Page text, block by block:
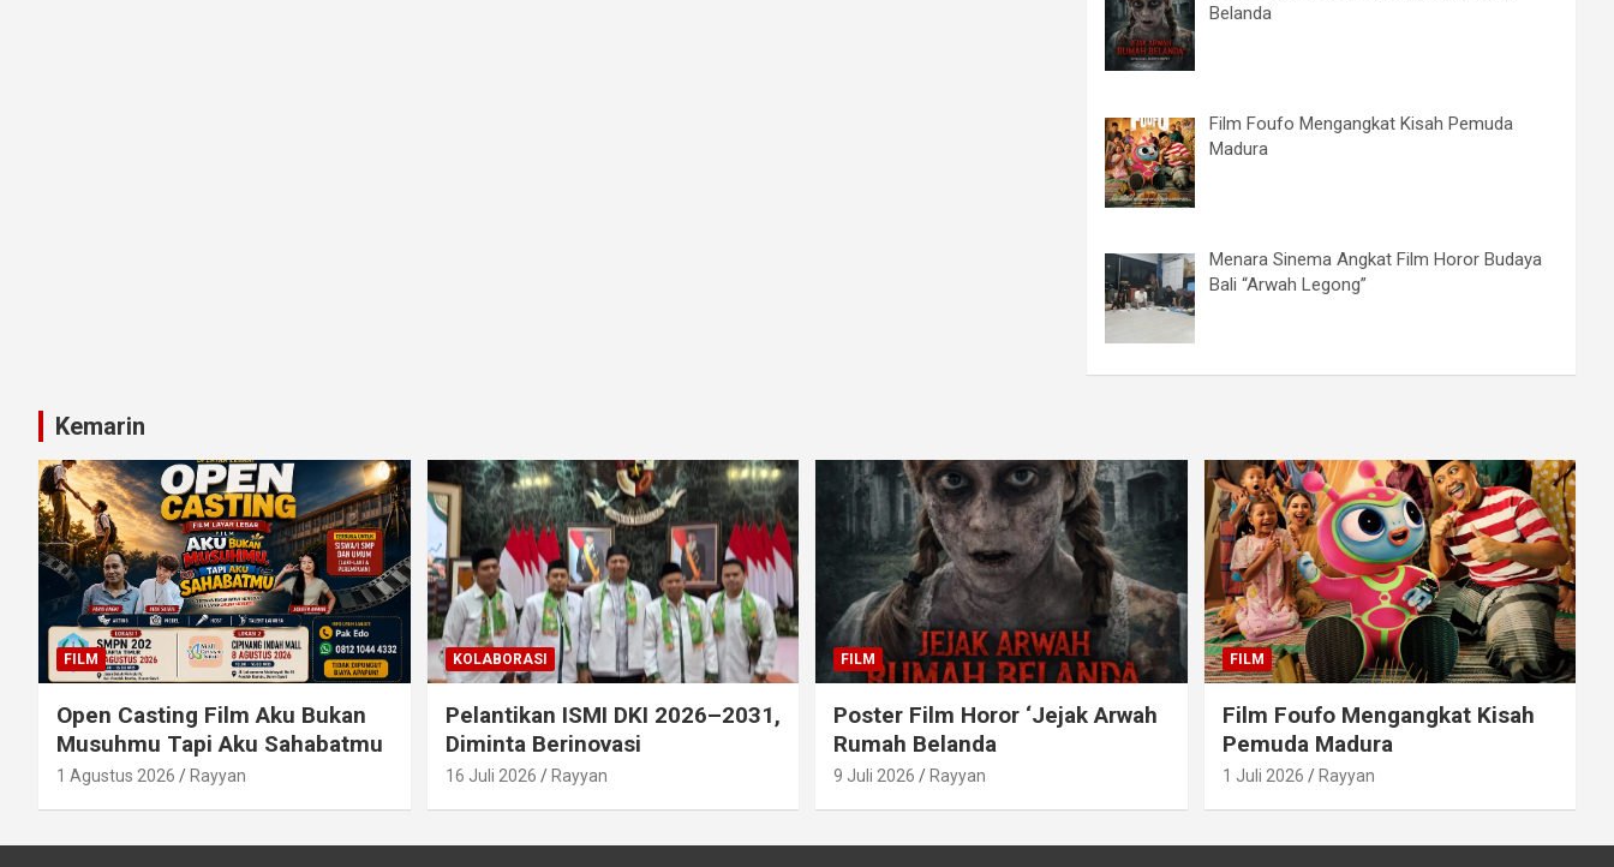
Belanda
Film Foufo Mengangkat Kisah Pemuda
Madura
Menara Sinema Angkat Film Horor Budaya
Bali “Arwah Legong”
Kemarin
FILM
Open Casting Film Aku Bukan
Musuhmu Tapi Aku Sahabatmu
1 Agustus 2026 Rayyan
KOLABORASI
Pelantikan ISMI DKI 2026–2031,
Diminta Berinovasi
16 Juli 2026 Rayyan
FILM
Poster Film Horor ‘Jejak Arwah
Rumah Belanda
9 Juli 2026 Rayyan
FILM
Film Foufo Mengangkat Kisah
Pemuda Madura
1 Juli 2026 Rayyan